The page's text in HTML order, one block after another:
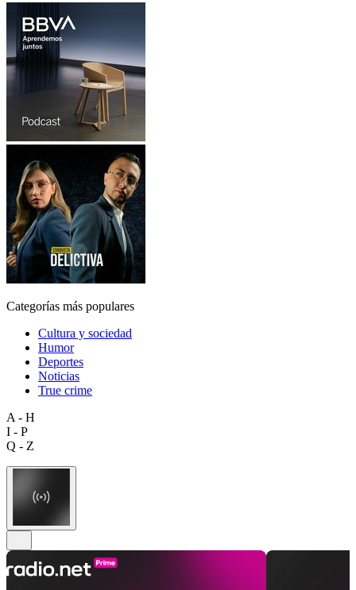
Categorías más populares
Cultura y sociedad
Humor
Deportes
Noticias
True crime
A - H
I - P
Q - Z